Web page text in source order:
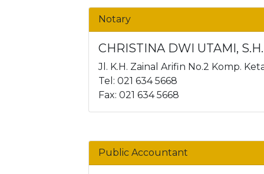
Notary
CHRISTINA DWI UTAMI,
Jl. K.H. Zainal Arifin No.2 Komp.
Tel: 021 634 5668
Fax: 021 634 5668
Public Accountant